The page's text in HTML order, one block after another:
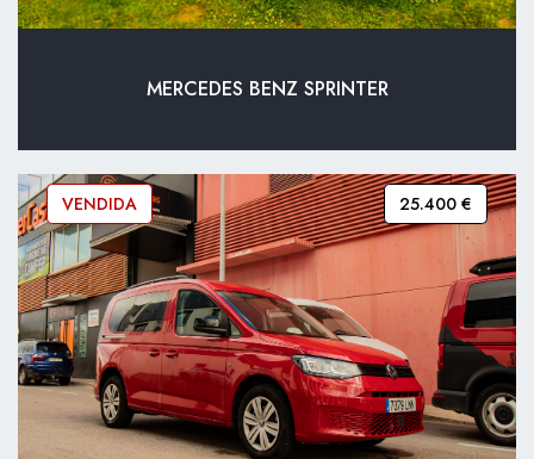
MERCEDES BENZ SPRINTER
VENDIDA 25.400 €